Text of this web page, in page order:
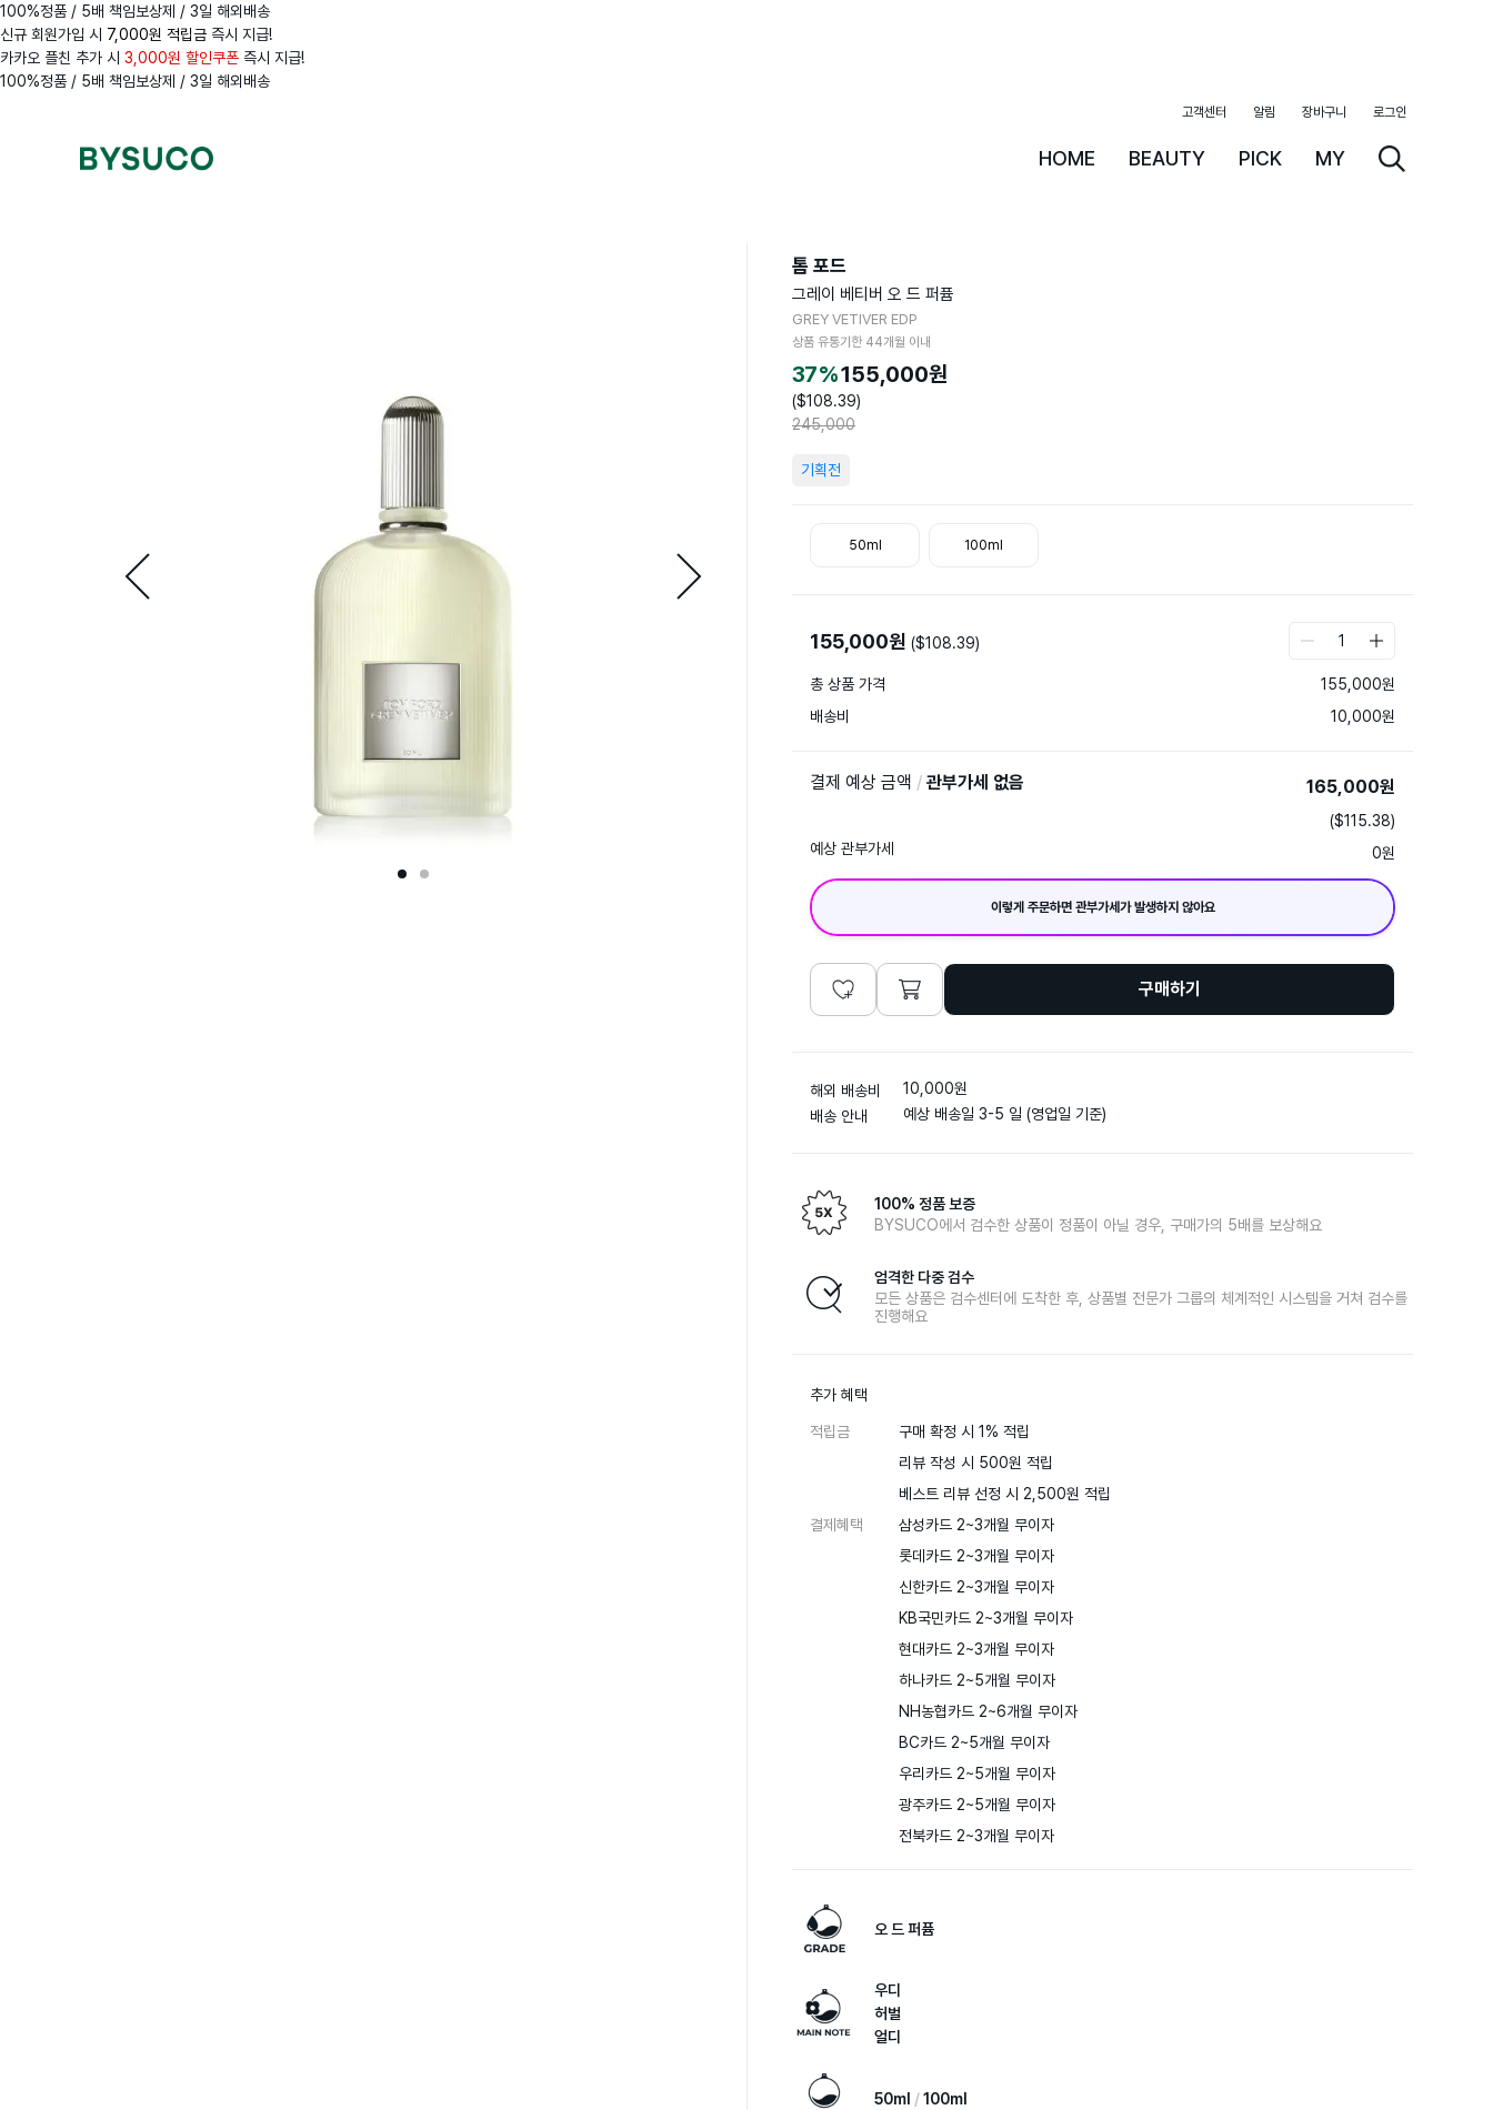
100%정품 / 5배 책임보상제 / 3일 해외배송
신규 회원가입 시 7,000원 적립금 즉시 지급!
카카오 플친 추가 시 3,000원 할인쿠폰 즉시 지급!
100%정품 / 5배 책임보상제 / 3일 해외배송
HOME BEAUTY PICK MY
고객센터 알림 장바구니 로그인
톰 포드
그레이 베티버 오 드 퍼퓸
GREY VETIVER EDP
상품 유통기한 44개월 이내
37%155,000원
($108.39)
245,000
기획전
50ml 100ml
155,000원 ($108.39) 1
총 상품 가격 155,000원
배송비
10,000원
결제 예상 금액 / 관부가세 없음 165,000원
($115.38)
예상 관부가세
0원
이렇게 주문하면 관부가세가 발생하지 않아요
구매하기
해외 배송비
10,000원
배송 안내
예상 배송일 3-5 일 (영업일 기준)
100% 정품 보증
BYSUCO에서 검수한 상품이 정품이 아닐 경우, 구매가의 5배를 보상해요
엄격한 다중 검수
모든 상품은 검수센터에 도착한 후, 상품별 전문가 그룹의 체계적인 시스템을 거쳐 검수를
진행해요
추가 혜택
적립금
구매 확정 시 1% 적립
리뷰 작성 시 500원 적립
베스트 리뷰 선정 시 2,500원 적립
결제혜택
삼성카드 2~3개월 무이자
롯데카드 2~3개월 무이자
신한카드 2~3개월 무이자
KB국민카드 2~3개월 무이자
현대카드 2~3개월 무이자
하나카드 2~5개월 무이자
NH농협카드 2~6개월 무이자
BC카드 2~5개월 무이자
우리카드 2~5개월 무이자
광주카드 2~5개월 무이자
전북카드 2~3개월 무이자
오 드 퍼퓸
우디
허벌
얼디
50ml 100ml